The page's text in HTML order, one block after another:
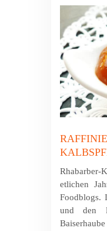
etlichen
Foodblogs.
und den